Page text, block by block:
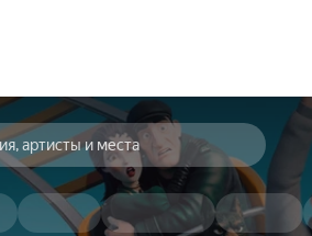
артисты и места